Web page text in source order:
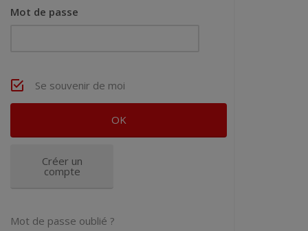
Mot de passe
Se souvenir de moi
Créer un
compte
Mot de passe oublié ?